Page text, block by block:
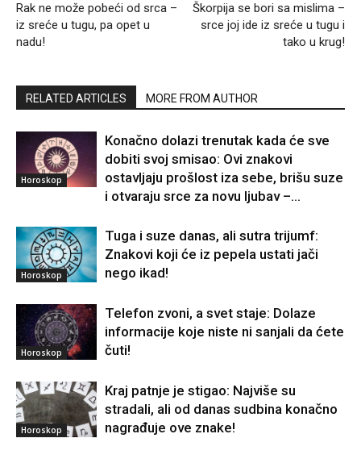
Rak ne može pobeći od srca –
iz sreće u tugu, pa opet u
nadu!
Škorpija se bori sa mislima –
srce joj ide iz sreće u tugu i
tako u krug!
RELATED ARTICLES MORE FROM AUTHOR
Horoskop
Konačno dolazi trenutak kada će sve
dobiti svoj smisao: Ovi znakovi
ostavljaju prošlost iza sebe, brišu suze
i otvaraju srce za novu ljubav –...
Horoskop
Tuga i suze danas, ali sutra trijumf:
Znakovi koji će iz pepela ustati jači
nego ikad!
Horoskop
Telefon zvoni, a svet staje: Dolaze
informacije koje niste ni sanjali da ćete
čuti!
Horoskop
Kraj patnje je stigao: Najviše su
stradali, ali od danas sudbina konačno
nagrađuje ove znake!